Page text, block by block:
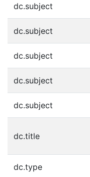
dc.subject
dc.subject
dc.subject
dc.subject
dc.subject
dc.title
dc.type